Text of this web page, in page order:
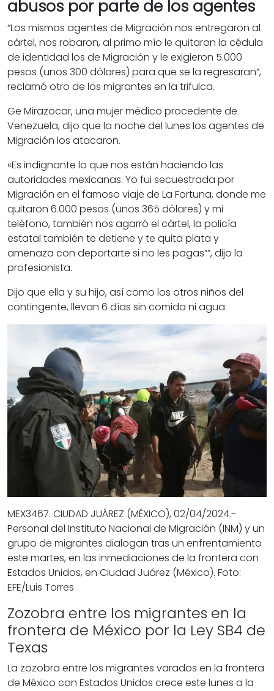
abusos por parte de los agentes
“Los mismos agentes de Migración nos entregaron al
cártel, nos robaron, al primo mío le quitaron la cédula
de identidad los de Migración y le exigieron 5.000
pesos (unos 300 dólares) para que se la regresaran”,
reclamó otro de los migrantes en la trifulca.
Ge Mirazocar, una mujer médico procedente de
Venezuela, dijo que la noche del lunes los agentes de
Migración los atacaron.
«Es indignante lo que nos están haciendo las
autoridades mexicanas. Yo fui secuestrada por
Migración en el famoso viaje de La Fortuna, donde me
quitaron 6.000 pesos (unos 365 dólares) y mi
teléfono, también nos agarró el cártel, la policía
estatal también te detiene y te quita plata y
amenaza con deportarte si no les pagas””, dijo la
profesionista.
Dijo que ella y su hijo, así como los otros niños del
contingente, llevan 6 días sin comida ni agua.
MEX3467. CIUDAD JUÁREZ (MÉXICO), 02/04/2024.-
Personal del Instituto Nacional de Migración (INM) y un
grupo de migrantes dialogan tras un enfrentamiento
este martes, en las inmediaciones de la frontera con
Estados Unidos, en Ciudad Juárez (México). Foto:
EFE/Luis Torres
Zozobra entre los migrantes en la
frontera de México por la Ley SB4 de
Texas
La zozobra entre los migrantes varados en la frontera
de México con Estados Unidos crece este lunes a la